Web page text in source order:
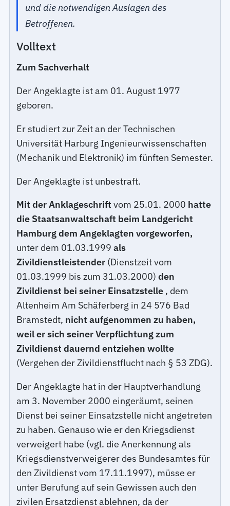
und die notwendigen Auslagen des
Betroffenen.
Volltext
Zum Sachverhalt
Der Angeklagte ist am 01. August 1977
geboren.
Er studiert zur Zeit an der Technischen
Universität Harburg Ingenieurwissenschaften
(Mechanik und Elektronik) im fünften Semester.
Der Angeklagte ist unbestraft.
Mit der Anklageschrift vom 25.01. 2000 hatte
die Staatsanwaltschaft beim Landgericht
Hamburg dem Angeklagten vorgeworfen,
unter dem 01.03.1999als
Zivildienstleistender (Dienstzeit vom
01.03.1999 bis zum 31.03.2000)den
Zivildienst bei seiner Einsatzstelle , dem
Altenheim Am Schäferberg in 24 576 Bad
Bramstedt, nicht aufgenommen zu haben,
weil er sich seiner Verpflichtung zum
Zivildienst dauernd entziehen wollte
(Vergehen der Zivildienstflucht nach § 53 ZDG).
Der Angeklagte hat in der Hauptverhandlung
am 3. November 2000 eingeräumt, seinen
Dienst bei seiner Einsatzstelle nicht angetreten
zu haben. Genauso wie er den Kriegsdienst
verweigert habe (vgl. die Anerkennung als
Kriegsdienstverweigerer des Bundesamtes für
den Zivildienst vom 17.11.1997), müsse er
unter Berufung auf sein Gewissen auch den
zivilen Ersatzdienst ablehnen, da der